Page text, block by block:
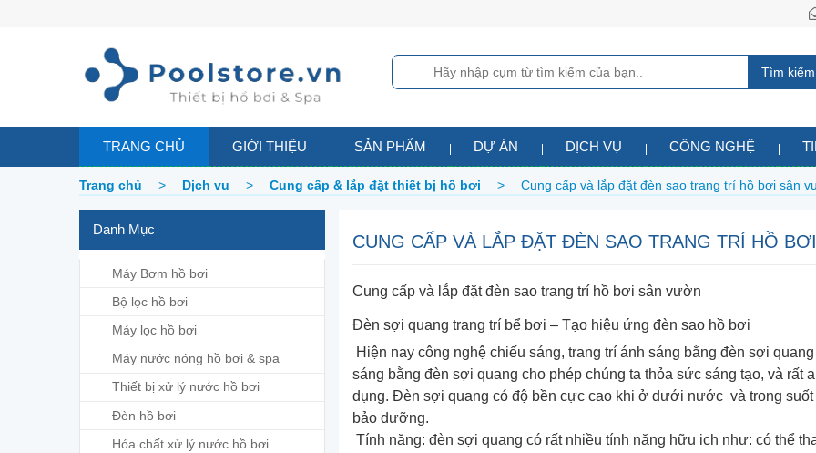
Tìm kiếm
TRANG CHỦ GIỚI THIỆU SẢN PHẨM DỰ ÁN DỊCH VỤ CÔNG NGHỆ
Trang chủ > Dịch vu > Cung cấp & lắp đặt thiết bị hồ bơi > Cung cấp và lắp đặt đèn sao trang trí hồ bơi sân
Danh Mục
Máy Bơm hồ bơi
Bộ lọc hồ bơi
Máy lọc hồ bơi
Máy nước nóng hồ bơi & spa
Thiết bị xử lý nước hồ bơi
Đèn hồ bơi
Hóa chất xử lý nước hồ bơi
CUNG CẤP VÀ LẮP ĐẶT ĐÈN SAO TRANG TRÍ HỒ
Cung cấp và lắp đặt đèn sao trang trí hồ bơi sân vườn
Đèn sợi quang trang trí bể bơi – Tạo hiệu ứng đèn sao hồ bơi
Hiện nay công nghệ chiếu sáng, trang trí ánh sáng bằng đèn sợi
sáng bằng đèn sợi quang cho phép chúng ta thỏa sức sáng tạo, và rất
dụng. Đèn sợi quang có độ bền cực cao khi ở dưới nước và trong
bảo dưỡng.
Tính năng: đèn sợi quang có rất nhiều tính năng hữu ich như: có thể